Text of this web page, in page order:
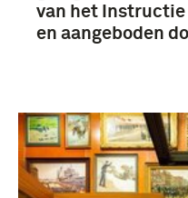
van het
en aangeboden